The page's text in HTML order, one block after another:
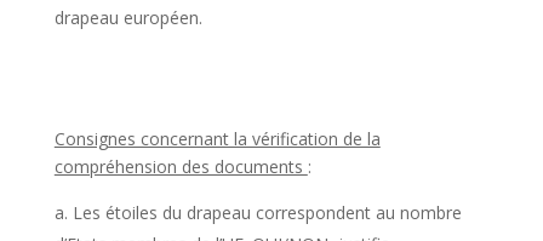
drapeau européen.
Consignes concernant la vérification de la
compréhension des documents :
Les étoiles du drapeau correspondent au nombre